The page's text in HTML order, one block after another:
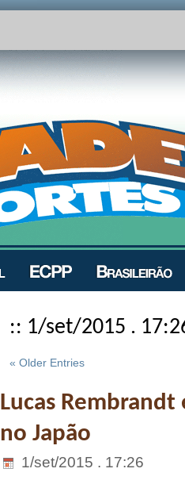
:: 1/set/2015 .
« Older Entries
Lucas
no Japão
1/set/2015 . 17:26